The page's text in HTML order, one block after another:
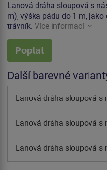
Lanová dráha sloupová s
m), výška pádu do 1 m,
trávník. Více informací
Poptat
Další barevné
Lanová dráha sloupová s
Lanová dráha sloupová s
Lanová dráha sloupová s